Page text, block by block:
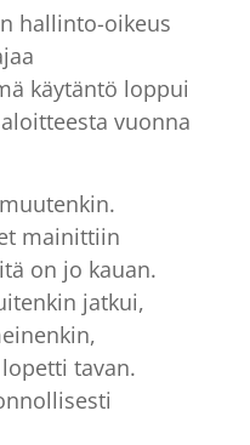
hallinto-oikeus
käytäntö loppui
vuonna
mainittiin
on jo kauan.
jatkui,
tavan.